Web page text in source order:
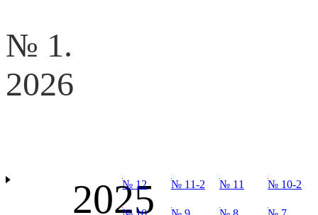
№ 1.
2026
2025
№ 12 № 11-2 № 11 № 10-2